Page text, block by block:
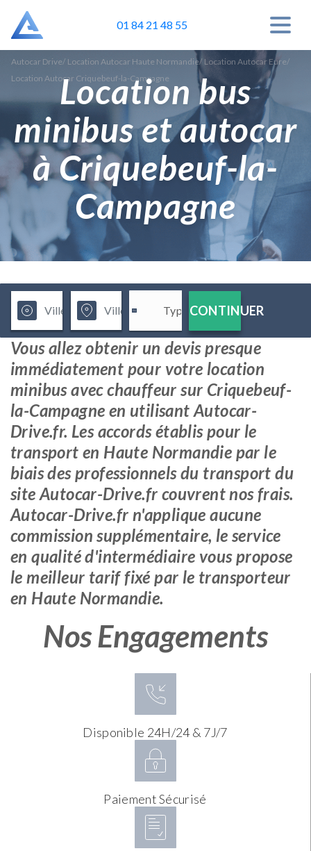
01 84 21 48 55
Autocar Drive/ Location Autocar Haute Normandie/ Location Autocar Eure/
Location Autocar Criquebeuf-la-Campagne
Location bus
minibus et autocar
à Criquebeuf-la-
Campagne
CONTINUER
Vous allez obtenir un devis presque
immédiatement pour votre location
minibus avec chauffeur sur Criquebeuf-
la-Campagne en utilisant Autocar-
Drive.fr. Les accords établis pour le
transport en Haute Normandie par le
biais des professionnels du transport du
site Autocar-Drive.fr couvrent nos frais.
Autocar-Drive.fr n'applique aucune
commission supplémentaire, le service
en qualité d'intermédiaire vous propose
le meilleur tarif fixé par le transporteur
en Haute Normandie.
Nos Engagements
Disponible 24H/24 & 7J/7
Paiement Sécurisé